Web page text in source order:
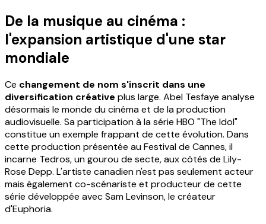
De la musique au cinéma :
l'expansion artistique d'une star
mondiale
Ce changement de nom s'inscrit dans une
diversification créative plus large. Abel Tesfaye analyse
désormais le monde du cinéma et de la production
audiovisuelle. Sa participation à la série HBO "The Idol"
constitue un exemple frappant de cette évolution. Dans
cette production présentée au Festival de Cannes, il
incarne Tedros, un gourou de secte, aux côtés de Lily-
Rose Depp. L'artiste canadien n'est pas seulement acteur
mais également co-scénariste et producteur de cette
série développée avec Sam Levinson, le créateur
d'Euphoria.